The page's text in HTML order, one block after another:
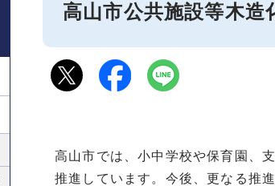
高山市公共施設等木造
高山市では、小中学校や保育園、
推進しています。今後、更なる推